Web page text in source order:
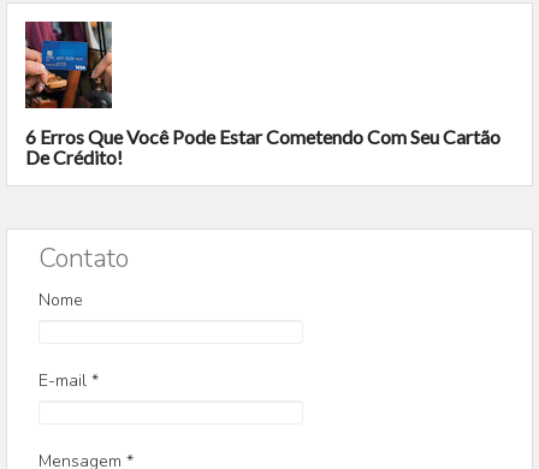
6 Erros Que Você Pode Estar Cometendo Com Seu Cartão
De Crédito!
Contato
Nome
E-mail *
Mensagem *